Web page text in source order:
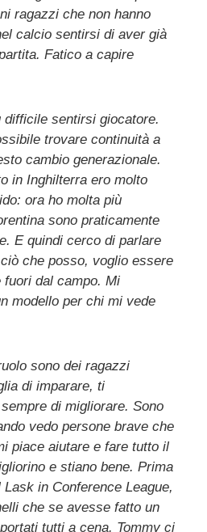
ragazzi che non hanno
calcio sentirsi di aver già
Fatico a capire
difficile sentirsi giocatore.
trovare continuità a
cambio generazionale.
in Inghilterra ero molto
ora ho molta più
sono praticamente
E quindi cerco di parlare
che posso, voglio essere
fuori dal campo. Mi
modello per chi mi vede
sono dei ragazzi
di imparare, ti
di migliorare. Sono
vedo persone brave che
piace aiutare e fare tutto il
e stiano bene. Prima
in Conference League,
che se avesse fatto un
tutti a cena. Tommy ci